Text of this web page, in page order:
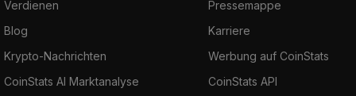
Verdienen
Blog
Krypto-Nachrichten
CoinStats AI Marktanalyse
Pressemappe
Karriere
Werbung auf CoinStats
CoinStats API